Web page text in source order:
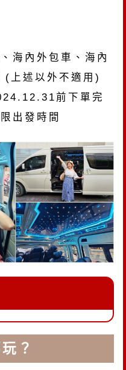
海內外包車、海內
(上述以外不適用)
前下單完
出發時間
？